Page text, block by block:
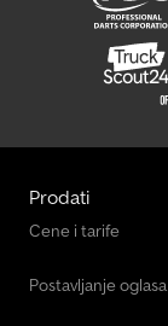
Prodati
Cene i tarife
Postavljanje oglasa